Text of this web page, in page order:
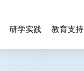
研学实践 教育支持